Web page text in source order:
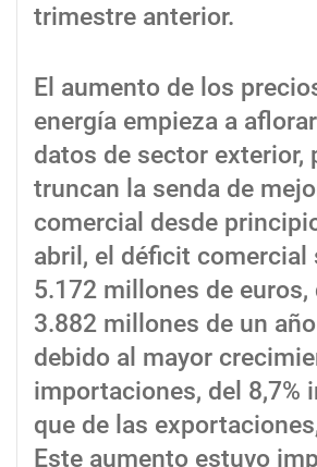
trimestre anterior.
El aumento de los
energía empieza a
datos de sector exterior,
truncan la senda de
comercial desde
abril, el déficit comercial
5.172 millones de euros,
3.882 millones de un
debido al mayor
importaciones, del 8,7%
que de las
Este aumento estuvo